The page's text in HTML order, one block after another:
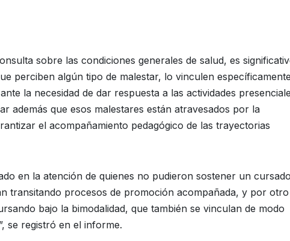
sobre las condiciones generales de salud, es
perciben algún tipo de malestar, lo vinculen
la necesidad de dar respuesta a las actividades
además que esos malestares están atravesados por la
el acompañamiento pedagógico de las trayectorias
en la atención de quienes no pudieron sostener un cursado
transitando procesos de promoción acompañada, y por
bajo la bimodalidad, que también se vinculan de modo
se registró en el informe.